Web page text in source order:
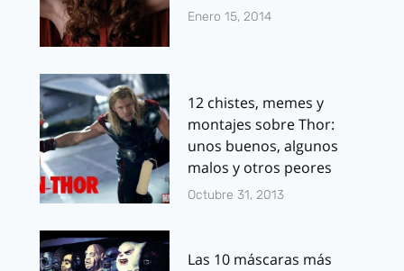
Enero 15, 2014
12 chistes, memes y
montajes sobre Thor:
unos buenos, algunos
malos y otros peores
Octubre 31, 2013
Las 10 máscaras más